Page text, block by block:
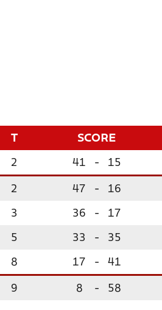
T SCORE
2 41 - 15
2 47 - 16
3 36 - 17
5 33 - 35
8 17 - 41
9 8 - 58